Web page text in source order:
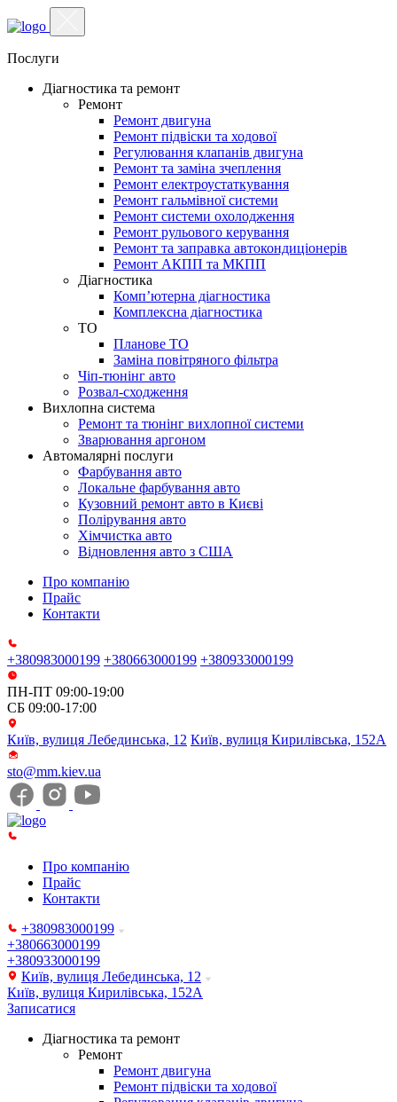
Послуги
Діагностика та ремонт
Ремонт
Ремонт двигуна
Ремонт підвіски та ходової
Регулювання клапанів двигуна
Ремонт та заміна зчеплення
Ремонт електроустаткування
Ремонт гальмівної системи
Ремонт системи охолодження
Ремонт рульового керування
Ремонт та заправка автокондиціонерів
Ремонт АКПП та МКПП
Діагностика
Комп’ютерна діагностика
Комплексна діагностика
ТО
Планове ТО
Заміна повітряного фільтра
Чіп-тюнінг авто
Розвал-сходження
Вихлопна система
Ремонт та тюнінг вихлопної системи
Зварювання аргоном
Автомалярні послуги
Фарбування авто
Локальне фарбування авто
Кузовний ремонт авто в Києві
Полірування авто
Хімчистка авто
Відновлення авто з США
Про компанію
Прайс
Контакти
+380983000199 +380663000199 +380933000199
ПН-ПТ 09:00-19:00
СБ 09:00-17:00
Київ, вулиця Лебединська, 12 Київ, вулиця Кирилівська, 152А
sto@mm.kiev.ua
Про компанію
Прайс
Контакти
+380983000199
+380663000199
+380933000199
Київ, вулиця Лебединська, 12
Київ, вулиця Кирилівська, 152А
Записатися
Діагностика та ремонт
Ремонт
Ремонт двигуна
Ремонт підвіски та ходової